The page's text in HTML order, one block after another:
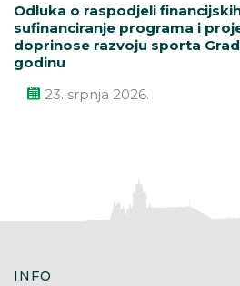
Odluka o raspodjeli
sufinanciranje programa i
doprinose razvoju sporta
godinu
23. srpnja 2026.
INFO